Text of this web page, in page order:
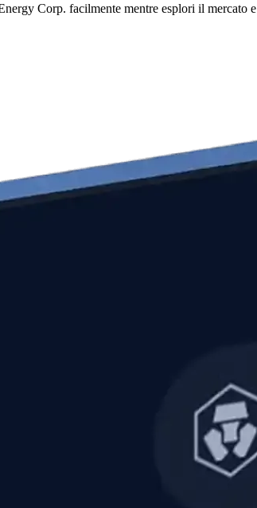
Corp. facilmente mentre esplori il mercato